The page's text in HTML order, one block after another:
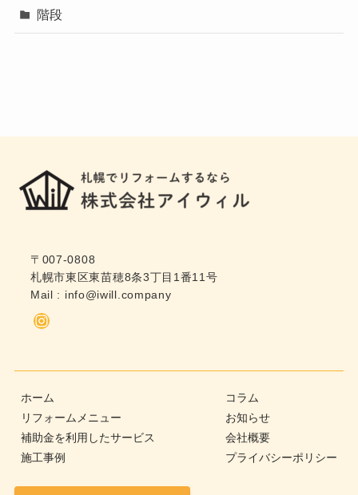
階段
〒007-0808
札幌市東区東苗穂8条3丁目1番11号
Mail : info@iwill.company
Instagram
ホーム
リフォームメニュー
補助金を利用したサービス
施工事例
コラム
お知らせ
会社概要
プライバシーポリシー